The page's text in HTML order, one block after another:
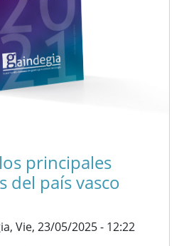
principales
del país vasco
Vie, 23/05/2025 - 12:22